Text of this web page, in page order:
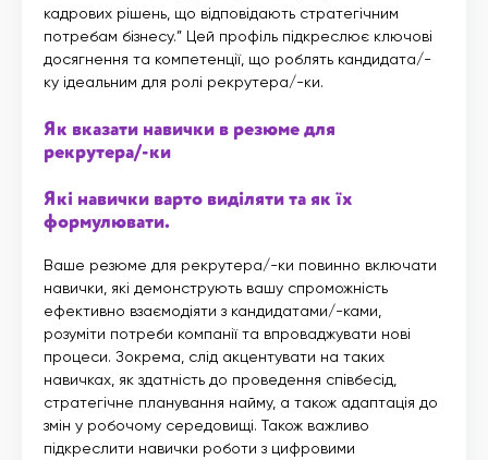
кадрових рішень, що відповідають стратегічним
потребам бізнесу.” Цей профіль підкреслює ключові
досягнення та компетенції, що роблять кандидата/-
ку ідеальним для ролі рекрутера/-ки.
Як вказати навички в резюме для
рекрутера/-ки
Які навички варто виділяти та як їх
формулювати.
Ваше резюме для рекрутера/-ки повинно включати
навички, які демонструють вашу спроможність
ефективно взаємодіяти з кандидатами/-ками,
розуміти потреби компанії та впроваджувати нові
процеси. Зокрема, слід акцентувати на таких
навичках, як здатність до проведення співбесід,
стратегічне планування найму, а також адаптація до
змін у робочому середовищі. Також важливо
підкреслити навички роботи з цифровими